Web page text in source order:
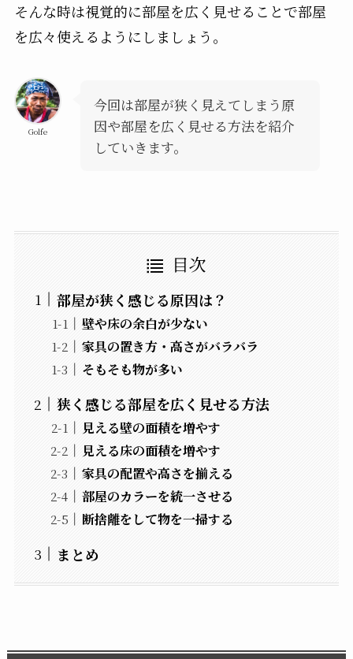
そんな時は視覚的に部屋を広く見せることで部屋
を広々使えるようにしましょう。
Golfe
今回は部屋が狭く見えてしまう原
因や部屋を広く見せる方法を紹介
していきます。
目次
部屋が狭く感じる原因は？
壁や床の余白が少ない
家具の置き方・高さがバラバラ
そもそも物が多い
狭く感じる部屋を広く見せる方法
見える壁の面積を増やす
見える床の面積を増やす
家具の配置や高さを揃える
部屋のカラーを統一させる
断捨離をして物を一掃する
まとめ